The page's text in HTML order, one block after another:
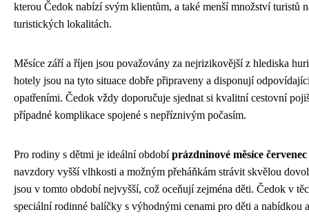
kterou Čedok nabízí svým klientům, a také menší množství turistů
turistických lokalitách.
Měsíce září a říjen jsou považovány za nejrizikovější z hlediska
hotely jsou na tyto situace dobře připraveny a disponují
opatřeními. Čedok vždy doporučuje sjednat si kvalitní cestovní
případné komplikace spojené s nepříznivým počasím.
Pro rodiny s dětmi je ideální obdobíprázdninové měsíce
navzdory vyšší vlhkosti a možným přeháňkám strávit skvělou
jsou v tomto období nejvyšší, což oceňují zejména děti. Čedok v
speciální rodinné balíčky s výhodnými cenami pro děti a nabídkou